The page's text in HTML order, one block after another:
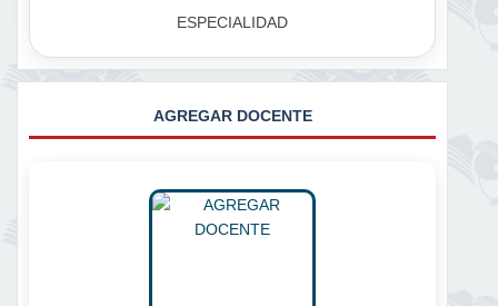
ESPECIALIDAD
AGREGAR DOCENTE